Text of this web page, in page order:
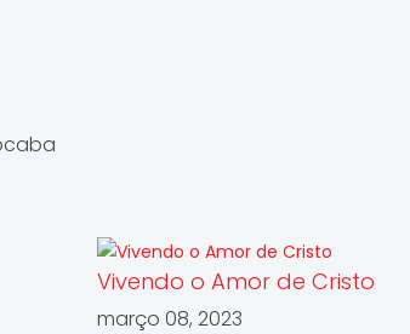
Vivendo o Amor de Cristo
março 08, 2023